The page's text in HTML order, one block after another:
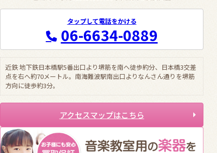
タップして電話をかける
06-6634-0889
近鉄 地下鉄日本橋駅5番出口より堺筋を南へ徒歩約分、日本橋3交差
点を右へ約70メートル。南海難波駅南出口よりなんさん通りを堺筋
方向に徒歩約3分。
アクセスマップはこちら